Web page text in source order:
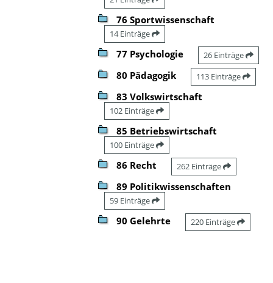
76 Sportwissenschaft
14 Einträge
77 Psychologie 26 Einträge
80 Pädagogik 113 Einträge
83 Volkswirtschaft
102 Einträge
85 Betriebswirtschaft
100 Einträge
86 Recht 262 Einträge
89 Politikwissenschaften
59 Einträge
90 Gelehrte 220 Einträge